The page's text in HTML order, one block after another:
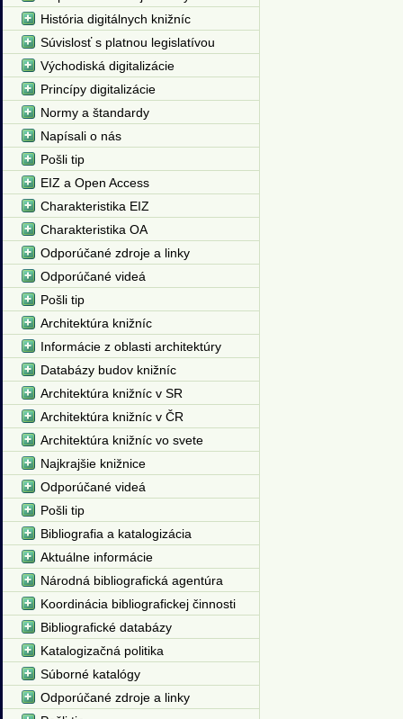
História digitálnych knižníc
Súvislosť s platnou legislatívou
Východiská digitalizácie
Princípy digitalizácie
Normy a štandardy
Napísali o nás
Pošli tip
EIZ a Open Access
Charakteristika EIZ
Charakteristika OA
Odporúčané zdroje a linky
Odporúčané videá
Pošli tip
Architektúra knižníc
Informácie z oblasti architektúry
Databázy budov knižníc
Architektúra knižníc v SR
Architektúra knižníc v ČR
Architektúra knižníc vo svete
Najkrajšie knižnice
Odporúčané videá
Pošli tip
Bibliografia a katalogizácia
Aktuálne informácie
Národná bibliografická agentúra
Koordinácia bibliografickej činnosti
Bibliografické databázy
Katalogizačná politika
Súborné katalógy
Odporúčané zdroje a linky